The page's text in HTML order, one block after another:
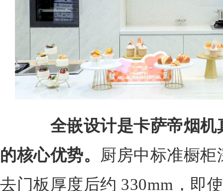
全嵌设计是卡萨帝烟机
的核心优势。 厨房中标准橱柜
去门板厚度后约 330mm，即